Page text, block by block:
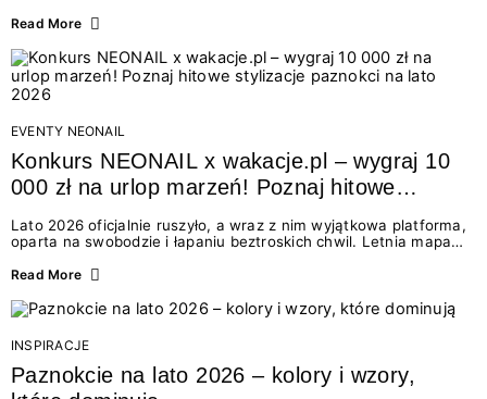
świata beauty i oszałamiających deserów to coś więcej niż
zmysłami: przez soczysty kolor, aksamitną teksturę,
orzeźwiający zapach i słodki akcent na podniebieniu. Tego lata
NEONAIL łączy siły z marką Willisch, tworząc unikalny projekt
na styku jedzenia i piękna....
Read More
EVENTY NEONAIL
Konkurs NEONAIL x wakacje.pl – wygraj 10
000 zł na urlop marzeń! Poznaj hitowe
Lato 2026 oficjalnie ruszyło, a wraz z nim wyjątkowa platforma,
oparta na swobodzie i łapaniu beztroskich chwil. Letnia mapa
doświadczenia wakacji – od spontanicznych wyjazdów, przez
Motywem przewodnim jest eksplorowanie i kolekcjonowanie
letnich momentów. Z tej okazji przygotowaliśmy coś absolutnie
wyjątkowego: wielki konkurs z wakacje.pl oraz dawkę
najgorętszych trendów w...
Read More
INSPIRACJE
Paznokcie na lato 2026 – kolory i wzory,